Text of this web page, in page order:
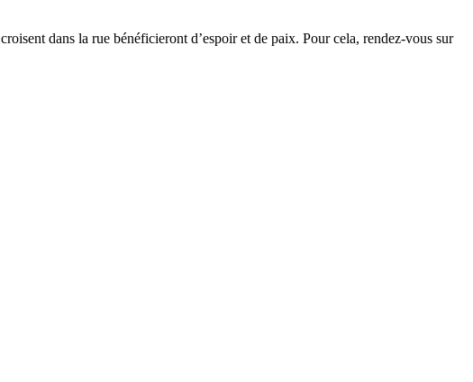
dans la rue bénéficieront d’espoir et de paix. Pour cela, rendez-vous sur